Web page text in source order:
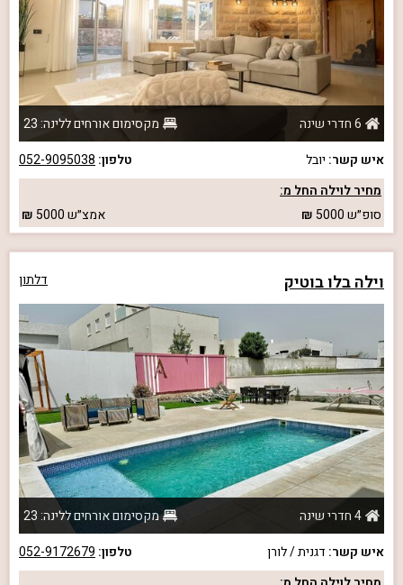
6 חדרי שינה
מקסימום אורחים ללינה: 23
איש קשר: יובל טלפון: 052-9095038
מחיר לוילה החל מ:
סופ״ש5000 אמצ״ש5000
וילה בלו בוטיק דלתון
4 חדרי שינה
מקסימום אורחים ללינה: 23
איש קשר: דגנית / לורן טלפון: 052-9172679